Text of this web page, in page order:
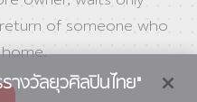
of someone who
างวัลยุวศิลปินไทย"